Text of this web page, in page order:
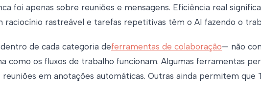
foi apenas sobre reuniões e mensagens. Eficiência real
raciocínio rastreável e tarefas repetitivas têm o AI fazendo o
de cada categoria deferramentas de colaboração— não
como os fluxos de trabalho funcionam. Algumas ferramentas
em anotações automáticas. Outras ainda permitem